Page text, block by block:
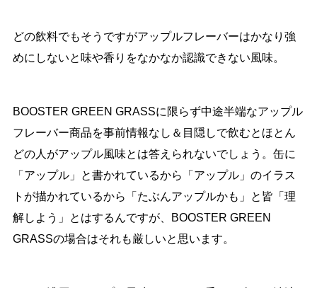
どの飲料でもそうですがアップルフレーバーはかなり強
めにしないと味や香りをなかなか認識できない風味。
BOOSTER GREEN GRASSに限らず中途半端なアップル
フレーバー商品を事前情報なし＆目隠しで飲むとほとん
どの人がアップル風味とは答えられないでしょう。缶に
「アップル」と書かれているから「アップル」のイラス
トが描かれているから「たぶんアップルかも」と皆「理
解しよう」とはするんですが、BOOSTER GREEN
GRASSの場合はそれも厳しいと思います。